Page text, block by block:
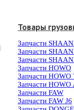
Товары
Запчасти
Запчасти
Запчасти
Запчасти HOWO
Запчасти HOWO
Запчасти HOWO
Запчасти FAW
Запчасти FAW J6